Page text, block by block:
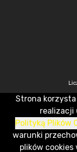
CMS & Hosting: Nefeni Sp. z
Strona
realizacji
Polityką Plików
warunki
plików